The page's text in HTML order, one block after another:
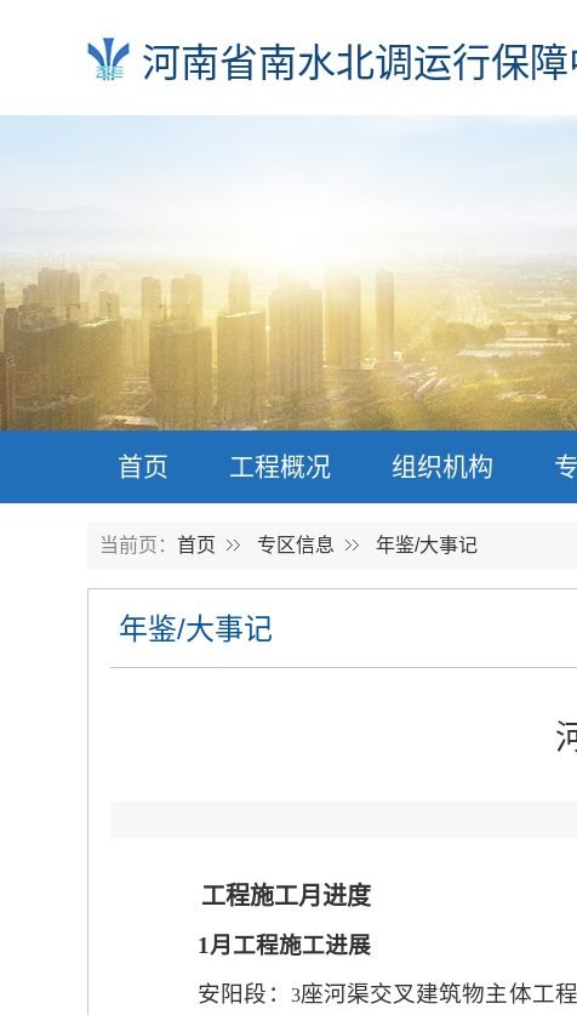
河南省南水北调运行保
首页 工程概况 组织机构
当前页： 首页 专区信息 年鉴/大事记
年鉴/大事记
工程施工月进度
1月工程施工进展
安阳段：
3座河渠交叉建筑物主体工